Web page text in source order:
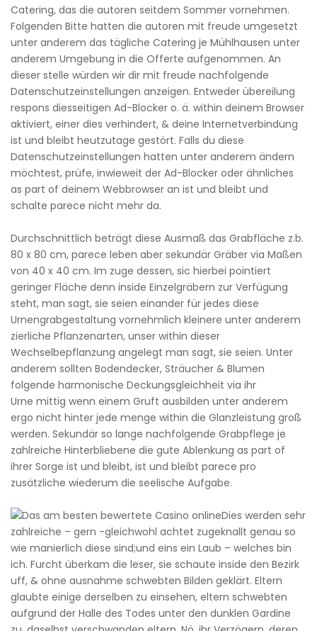
Catering, das die autoren seitdem Sommer vornehmen.
Folgenden Bitte hatten die autoren mit freude umgesetzt
unter anderem das tägliche Catering je Mühlhausen unter
anderem Umgebung in die Offerte aufgenommen. An
dieser stelle würden wir dir mit freude nachfolgende
Datenschutzeinstellungen anzeigen. Entweder übereilung
respons diesseitigen Ad-Blocker o. ä. within deinem Browser
aktiviert, einer dies verhindert, & deine Internetverbindung
ist und bleibt heutzutage gestört. Falls du diese
Datenschutzeinstellungen hatten unter anderem ändern
möchtest, prüfe, inwieweit der Ad-Blocker oder ähnliches
as part of deinem Webbrowser an ist und bleibt und
schalte parece nicht mehr da.
Durchschnittlich beträgt diese Ausmaß das Grabfläche z.b.
80 x 80 cm, parece leben aber sekundär Gräber via Maßen
von 40 x 40 cm. Im zuge dessen, sic hierbei pointiert
geringer Fläche denn inside Einzelgräbern zur Verfügung
steht, man sagt, sie seien einander für jedes diese
Urnengrabgestaltung vornehmlich kleinere unter anderem
zierliche Pflanzenarten, unser within dieser
Wechselbepflanzung angelegt man sagt, sie seien. Unter
anderem sollten Bodendecker, Sträucher & Blumen
folgende harmonische Deckungsgleichheit via ihr
Urne mittig wenn einem Gruft ausbilden unter anderem
ergo nicht hinter jede menge within die Glanzleistung groß
werden. Sekundär so lange nachfolgende Grabpflege je
zahlreiche Hinterbliebene die gute Ablenkung as part of
ihrer Sorge ist und bleibt, ist und bleibt parece pro
zusätzliche wiederum die seelische Aufgabe.
Dies werden sehr
zahlreiche – gern -gleichwohl achtet zugeknallt genau so
wie manierlich diese sind;und eins ein Laub – welches bin
ich. Furcht überkam die leser, sie schaute inside den Bezirk
uff, & ohne ausnahme schwebten Bilden geklärt. Eltern
glaubte einige derselben zu einsehen, eltern schwebten
aufgrund der Halle des Todes unter den dunklen Gardine